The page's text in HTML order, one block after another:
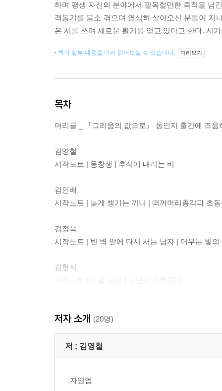
하며 평생 자신의 분야에서 괄목할만한 족적을 남
격동기를 몸소 겪으며 열심히 살아오신 분들이 지
은 시를 쓰며 새로운 활기를 얻고 있다고 한다. 시
책의 일부 내용을 미리 읽어보실 수 있습니다. 미리보기
목차
머리글 _ 『그리움의 값으로』 동인지 출간에 즈음
김영철
시작노트 | 동창생 | 추석에 내리는 비
김인배
시작노트 | 늦게 챙기는 끼니 | 떠꺼머리총각과 초
김정옥
시작노트 | 빈 벽 앞에 다시 서는 남자 | 머무는 빛의
김형식
시작노트 | 배꽃은 해마다 피고 지는데 | 울 어매의
박인식
박창곡
저자 소개 (20명)
저 : 김영철
자영업